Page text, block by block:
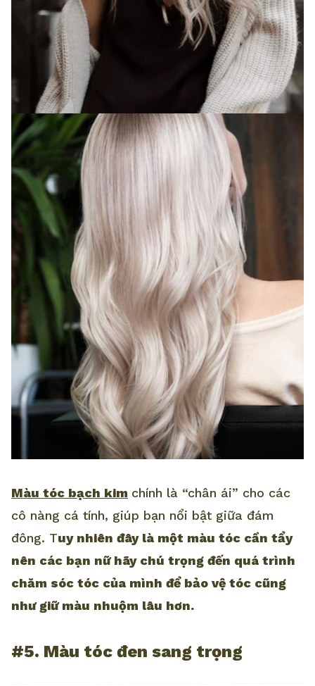
Màu tóc bạch kim chính là “chân ái” cho các
cô nàng cá tính, giúp bạn nổi bật giữa đám
đông. Tuy nhiên đây là một màu tóc cần tẩy
nên các bạn nữ hãy chú trọng đến quá trình
chăm sóc tóc của mình để bảo vệ tóc cũng
như giữ màu nhuộm lâu hơn.
#5. Màu tóc đen sang trọng